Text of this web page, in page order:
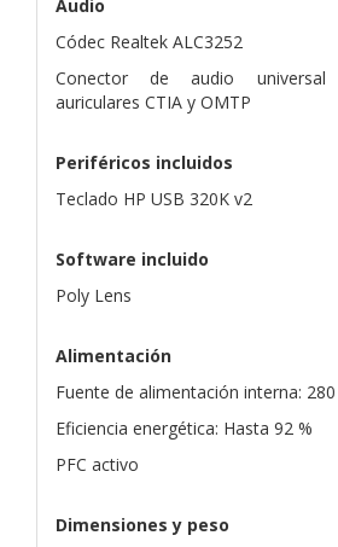
Audio
Códec Realtek ALC3252
Conector de audio universal
auriculares CTIA y OMTP
Periféricos incluidos
Teclado HP USB 320K v2
Software incluido
Poly Lens
Alimentación
Fuente de alimentación interna:
Eficiencia energética: Hasta 92 %
PFC activo
Dimensiones y peso